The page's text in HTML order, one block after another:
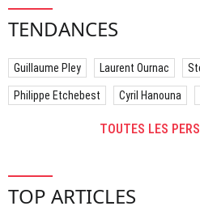
TENDANCES
Guillaume Pley Laurent Ournac
Philippe Etchebest Cyril Hanouna
TOUTES LES
TOP ARTICLES